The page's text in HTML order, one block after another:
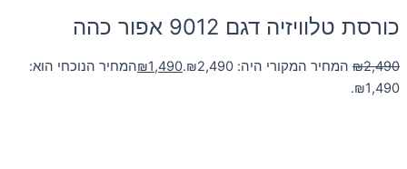
כורסת טלוויזיה דגם 9012 אפור כהה
₪2,490 המחיר המקורי היה: ₪2,490. ₪1,490
המחיר הנוכחי הוא:
₪1,490.